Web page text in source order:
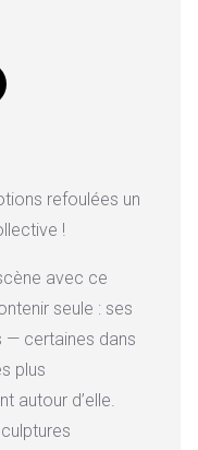
refoulées un
!
avec ce
seule : ses
— certaines dans
plus
autour d’elle.